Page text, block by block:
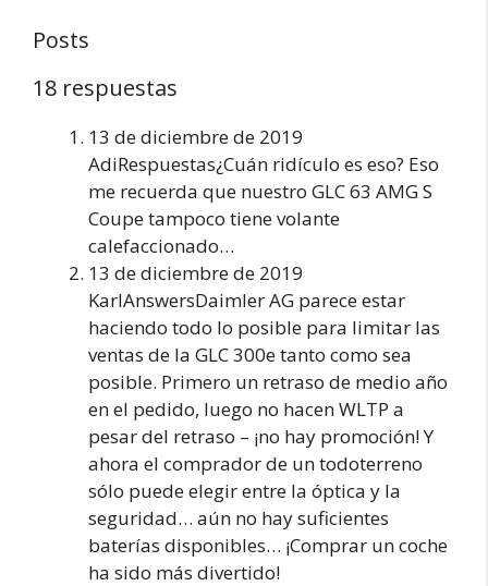
Posts
18 respuestas
13 de diciembre de 2019
AdiRespuestas¿Cuán ridículo es eso? Eso
me recuerda que nuestro GLC 63 AMG S
Coupe tampoco tiene volante
calefaccionado…
13 de diciembre de 2019
KarlAnswersDaimler AG parece estar
haciendo todo lo posible para limitar las
ventas de la GLC 300e tanto como sea
posible. Primero un retraso de medio año
en el pedido, luego no hacen WLTP a
pesar del retraso – ¡no hay promoción! Y
ahora el comprador de un todoterreno
sólo puede elegir entre la óptica y la
seguridad… aún no hay suficientes
baterías disponibles… ¡Comprar un coche
ha sido más divertido!